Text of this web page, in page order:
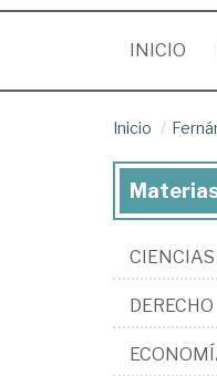
INICIO
Inicio
DERECHO